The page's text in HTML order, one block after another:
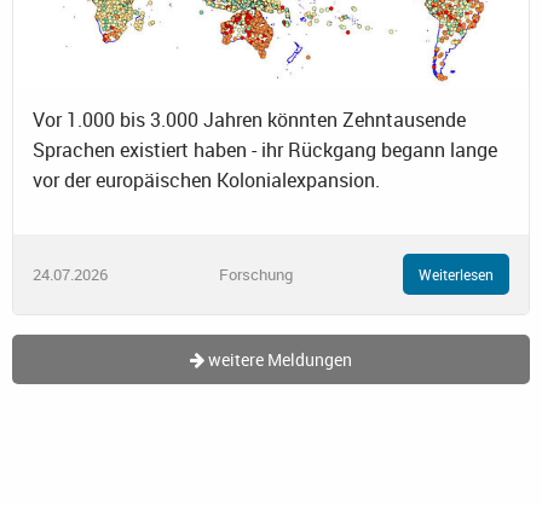
Vor 1.000 bis 3.000 Jahren könnten Zehntausende
Sprachen existiert haben - ihr Rückgang begann lange
vor der europäischen Kolonialexpansion.
24.07.2026 Forschung Weiterlesen
weitere Meldungen